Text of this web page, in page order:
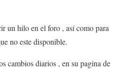
un hilo en el foro , así como para
no este disponible.
cambios diarios , en su pagina de